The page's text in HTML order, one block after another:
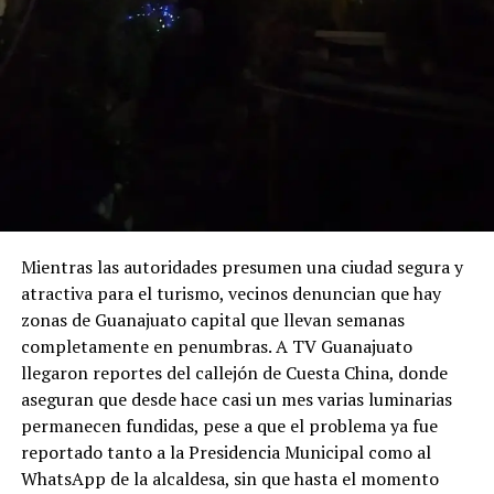
Mientras las autoridades presumen una ciudad segura y
atractiva para el turismo, vecinos denuncian que hay
zonas de Guanajuato capital que llevan semanas
completamente en penumbras. A TV Guanajuato
llegaron reportes del callejón de Cuesta China, donde
aseguran que desde hace casi un mes varias luminarias
permanecen fundidas, pese a que el problema ya fue
reportado tanto a la Presidencia Municipal como al
WhatsApp de la alcaldesa, sin que hasta el momento